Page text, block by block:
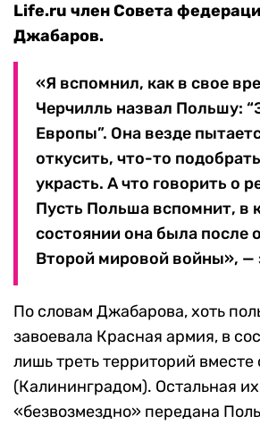
Life.ru член Совета
Джабаров.
«Я вспомнил, как в свое
Черчилль назвал Польшу:
Европы”. Она везде
откусить, что-то
украсть. А что говорить о
Пусть Польша вспомнит, в
состоянии она была после
Второй мировой войны», —
По словам Джабарова, хоть
завоевала Красная армия, в
лишь треть территорий вместе
(Калининградом). Остальная
«безвозмездно» передана